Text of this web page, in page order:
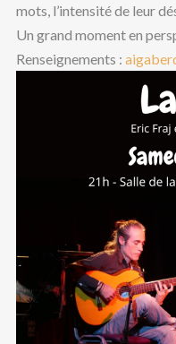
mots, l’intensité de leur
Un grand moment en
Renseignements :